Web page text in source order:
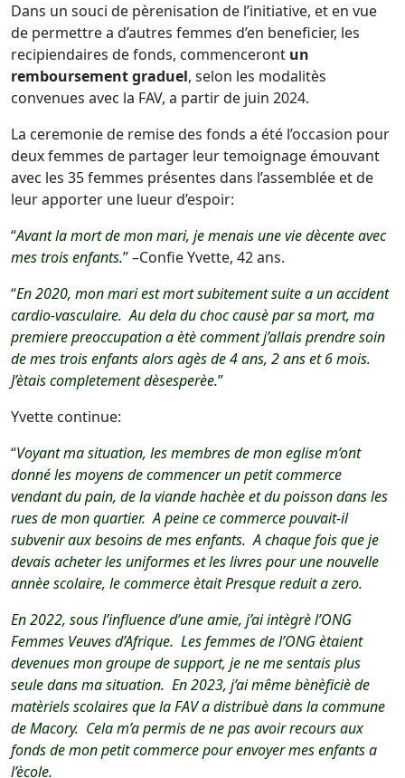
Dans un souci de pèrenisation de l’initiative, et en vue
de permettre a d’autres femmes d’en beneficier, les
recipiendaires de fonds, commenceront un
remboursement graduel, selon les modalitès
convenues avec la FAV, a partir de juin 2024.
La ceremonie de remise des fonds a été l’occasion pour
deux femmes de partager leur temoignage émouvant
avec les 35 femmes présentes dans l’assemblée et de
leur apporter une lueur d’espoir:
“Avant la mort de mon mari, je menais une vie dècente avec
mes trois enfants.”–Confie Yvette, 42 ans.
“En 2020, mon mari est mort subitement suite a un accident
cardio-vasculaire. Au dela du choc causè par sa mort, ma
premiere preoccupation a ètè comment j’allais prendre soin
de mes trois enfants alors agès de 4 ans, 2 ans et 6 mois.
J’ètais completement dèsesperèe.”
Yvette continue:
“Voyant ma situation, les membres de mon eglise m’ont
donné les moyens de commencer un petit commerce
vendant du pain, de la viande hachèe et du poisson dans les
rues de mon quartier. A peine ce commerce pouvait-il
subvenir aux besoins de mes enfants. A chaque fois que je
devais acheter les uniformes et les livres pour une nouvelle
annèe scolaire, le commerce ètait Presque reduit a zero.
En 2022, sous l’influence d’une amie, j’ai intègrè l’ONG
Femmes Veuves d’Afrique. Les femmes de l’ONG ètaient
devenues mon groupe de support, je ne me sentais plus
seule dans ma situation. En 2023, j’ai même bènèficiè de
matèriels scolaires que la FAV a distribuè dans la commune
de Macory. Cela m’a permis de ne pas avoir recours aux
fonds de mon petit commerce pour envoyer mes enfants a
l’ècole.